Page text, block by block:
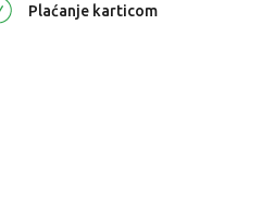
Plaćanje karticom